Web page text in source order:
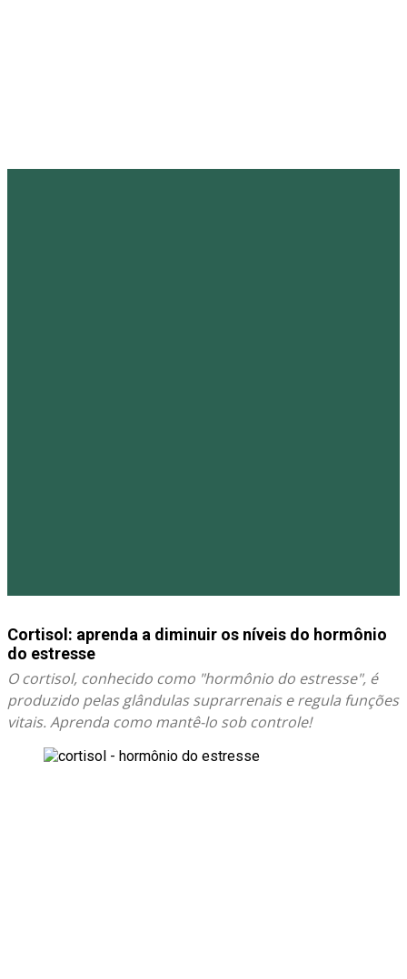
Cortisol: aprenda a diminuir os níveis do hormônio
do estresse
O cortisol, conhecido como "hormônio do estresse", é
produzido pelas glândulas suprarrenais e regula funções
vitais. Aprenda como mantê-lo sob controle!